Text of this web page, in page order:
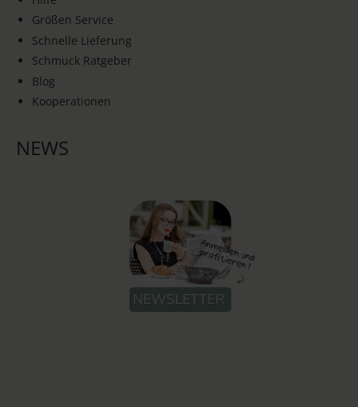
Größen Service
Schnelle Lieferung
Schmuck Ratgeber
Blog
Kooperationen
NEWS